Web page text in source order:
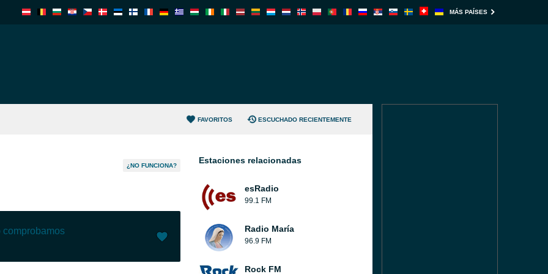
MÁS PAÍSES
FAVORITOS ESCUCHADO RECIENTEMENTE
¿NO FUNCIONA?
comprobamos
Estaciones relacionadas
esRadio
99.1 FM
Radio María
96.9 FM
Rock FM